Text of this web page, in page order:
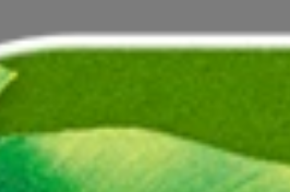
服务
Ultra5-235U/16GB/512GB